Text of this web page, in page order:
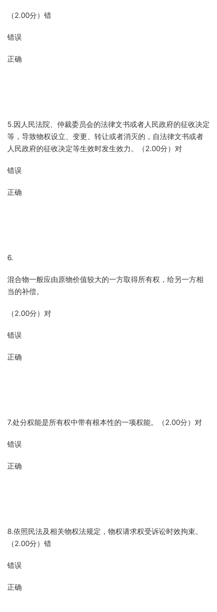
（2.00分）错
错误
正确
5.因人民法院、仲裁委员会的法律文书或者人民政府的征收决定
等，导致物权设立、变更、转让或者消灭的，自法律文书或者
人民政府的征收决定等生效时发生效力。（2.00分）对
错误
正确
6.
混合物一般应由原物价值较大的一方取得所有权，给另一方相
当的补偿。
（2.00分）对
错误
正确
7.处分权能是所有权中带有根本性的一项权能。（2.00分）对
错误
正确
8.依照民法及相关物权法规定，物权请求权受诉讼时效拘束。
（2.00分）错
错误
正确